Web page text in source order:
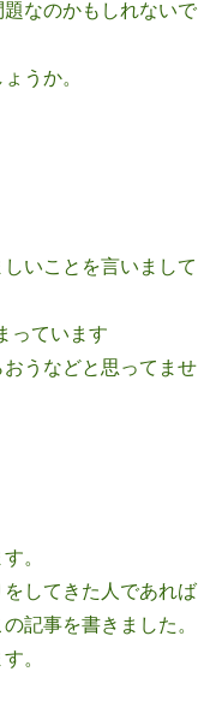
なのかもしれないで
うか。
いことを言いまして
っています
うなどと思ってませ
。
してきた人であれば
記事を書きました。
。